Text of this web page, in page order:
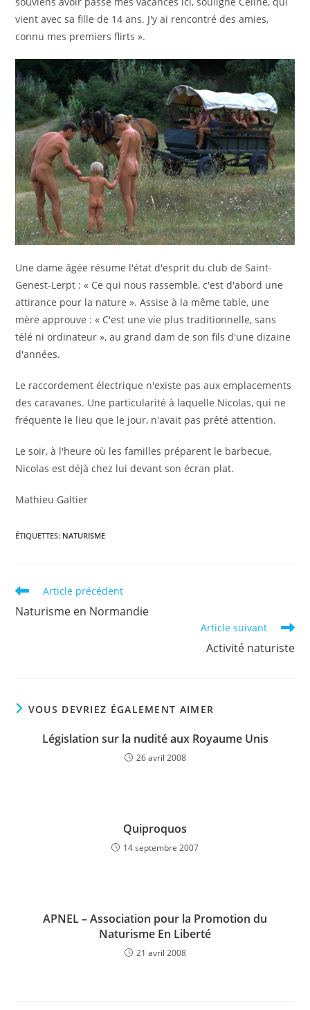
vient avec sa fille de 14 ans. J'y ai rencontré des amies,
connu mes premiers flirts ».
Une dame âgée résume l'état d'esprit du club de Saint-
Genest-Lerpt : « Ce qui nous rassemble, c'est d'abord une
attirance pour la nature ». Assise à la même table, une
mère approuve : « C'est une vie plus traditionnelle, sans
télé ni ordinateur », au grand dam de son fils d'une dizaine
d'années.
Le raccordement électrique n'existe pas aux emplacements
des caravanes. Une particularité à laquelle Nicolas, qui ne
fréquente le lieu que le jour, n'avait pas prêté attention.
Le soir, à l'heure où les familles préparent le barbecue,
Nicolas est déjà chez lui devant son écran plat.
Mathieu Galtier
ÉTIQUETTES: NATURISME
Read
articles
Article précédent
Naturisme en Normandie
Article suivant
Activité naturiste
VOUS DEVRIEZ ÉGALEMENT AIMER
Législation sur la nudité aux Royaume Unis
26 avril 2008
Quiproquos
14 septembre 2007
APNEL – Association pour la Promotion du
Naturisme En Liberté
21 avril 2008